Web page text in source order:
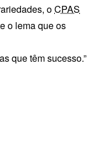
oCPAS
o lema que os
que têm sucesso.